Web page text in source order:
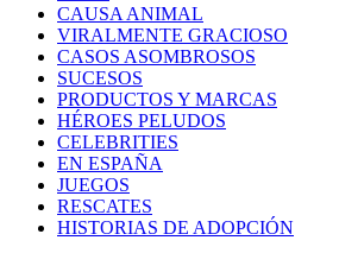
CAUSA ANIMAL
VIRALMENTE GRACIOSO
CASOS ASOMBROSOS
SUCESOS
PRODUCTOS Y MARCAS
HÉROES PELUDOS
CELEBRITIES
EN ESPAÑA
JUEGOS
RESCATES
HISTORIAS DE ADOPCIÓN